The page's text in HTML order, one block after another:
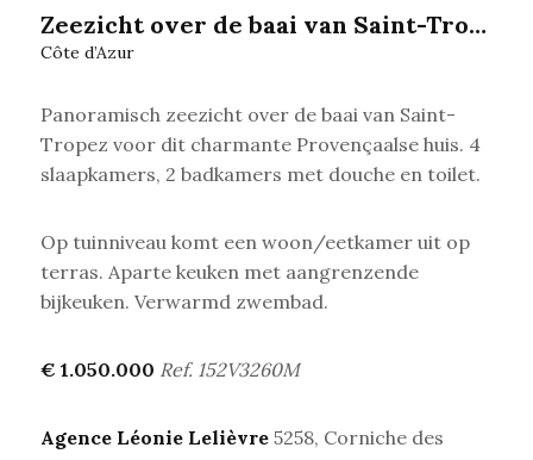
Zeezicht over de baai van Saint-Tropez
Côte d’Azur
Panoramisch zeezicht over de baai van Saint-
Tropez voor dit charmante Provençaalse huis. 4
slaapkamers, 2 badkamers met douche en toilet.
Op tuinniveau komt een woon/eetkamer uit op
terras. Aparte keuken met aangrenzende
bijkeuken. Verwarmd zwembad.
€ 1.050.000 Ref. 152V3260M
Agence Léonie Lelièvre5258, Corniche des